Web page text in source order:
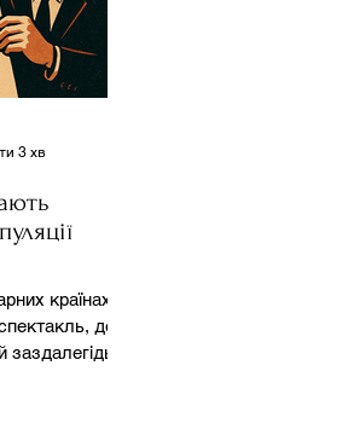
вкраїнах
де
3 хв